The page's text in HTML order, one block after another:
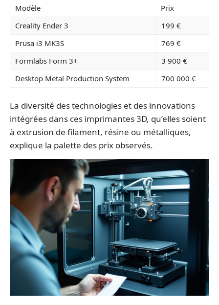
Modèle
Prix
Creality Ender 3
199 €
Prusa i3 MK3S
769 €
Formlabs Form 3+
3 900 €
Desktop Metal Production System
700 000 €
La diversité des technologies et des innovations
intégrées dans ces imprimantes 3D, qu’elles soient
à extrusion de filament, résine ou métalliques,
explique la palette des prix observés.